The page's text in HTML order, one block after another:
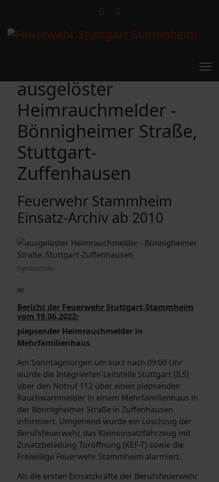
Feuerwehr Stammheim
Einsatz-Archiv ab 2010
Symbolfoto
ausgelöster
Heimrauchmelder -
Bönnigheimer Straße,
Stuttgart-
Zuffenhausen
BE
Bericht der Feuerwehr Stuttgart-Stammheim
vom 19.06.2022:
piepsender Heimrauchmelder in
Mehrfamilienhaus
Am Sonntagmorgen um kurz nach 09:00 Uhr
wurde die Integrierten Leitstelle Stuttgart (ILS)
über den Notruf 112 über einen piepsenden
Rauchwarnmelder in einem Mehrfamilienhaus in
der Bönnigheimer Straße in Zuffenhausen
informiert. Umgehend wurde ein Löschzug der
Berufsfeuerwehr, das Kleineinsatzfahrzeug mit
Zusatzbeladung Türöffnung (KEF-T) sowie die
Freiwillige Feuerwehr Stammheim alarmiert.
Als die ersten Einsatzkräfte der Berufsfeuerwehr